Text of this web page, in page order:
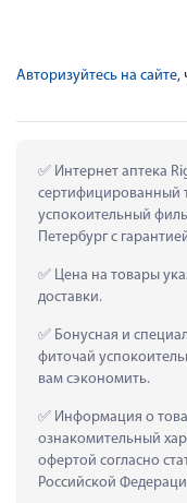
Авторизуйтесь на сайте,
Интернет аптека
сертифицированный
успокоительный
Петербург с
Цена на товары
доставки.
Бонусная и
фиточай
вам сэкономить.
Информация о
ознакомительный
офертой согласно
Российской